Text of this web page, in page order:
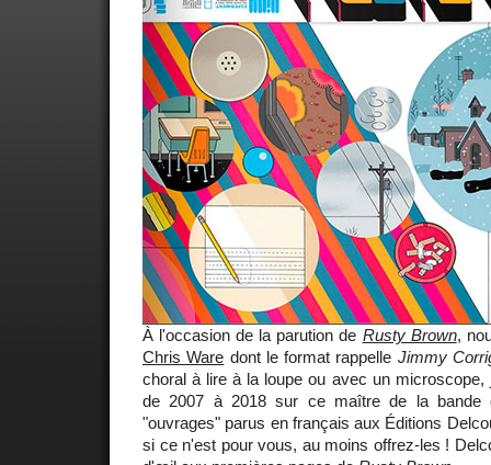
À l'occasion de la parution de Rusty Brown,
Chris Ware dont le format rappelle Jimmy
choral à lire à la loupe ou avec un microscope,
de 2007 à 2018 sur ce maître de la bande
"ouvrages" parus en français aux Éditions
si ce n'est pour vous, au moins offrez-les !